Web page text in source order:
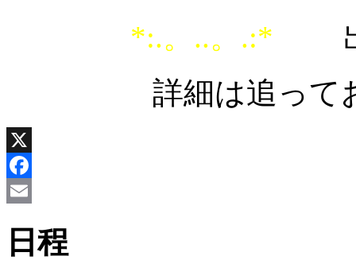
*:.。..。.:*
詳細は追って
X
Facebook
日程